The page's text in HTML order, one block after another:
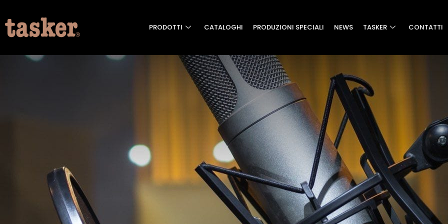
PRODOTTI CATALOGHI PRODUZIONI SPECIALI NEWS TASKER CONTATTI